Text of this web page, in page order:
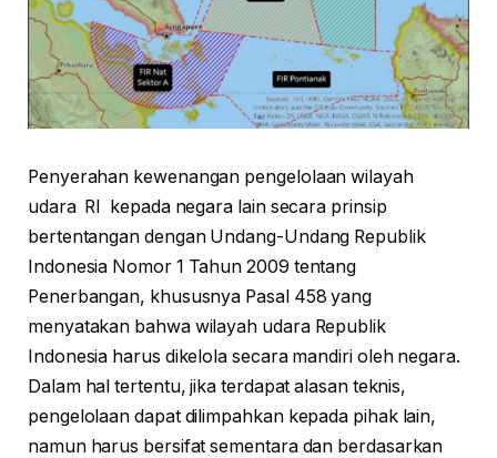
Penyerahan kewenangan pengelolaan wilayah
udara RI kepada negara lain secara prinsip
bertentangan dengan Undang-Undang Republik
Indonesia Nomor 1 Tahun 2009 tentang
Penerbangan, khususnya Pasal 458 yang
menyatakan bahwa wilayah udara Republik
Indonesia harus dikelola secara mandiri oleh negara.
Dalam hal tertentu, jika terdapat alasan teknis,
pengelolaan dapat dilimpahkan kepada pihak lain,
namun harus bersifat sementara dan berdasarkan